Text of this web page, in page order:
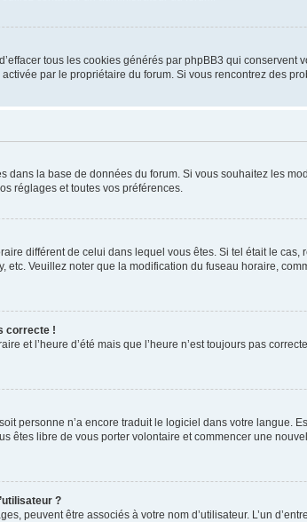
tous les cookies générés par phpBB3 qui
par le propriétaire du forum. Si vous rencontrez des
dans la base de données du forum. Si vous souhaitez les
réglages et toutes vos préférences.
différent de celui dans lequel vous êtes. Si tel était le
Veuillez noter que la modification du fuseau horaire,
correcte !
et l’heure d’été mais que l’heure n’est toujours pas
personne n’a encore traduit le logiciel dans votre
êtes libre de vous porter volontaire et commencer une
?
peuvent être associés à votre nom d’utilisateur. L’un